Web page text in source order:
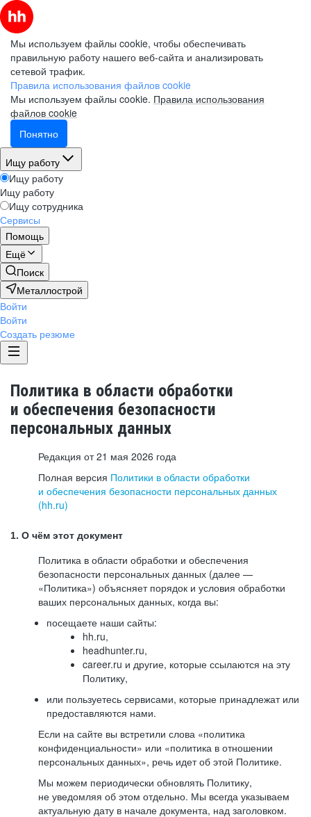
Мы используем файлы cookie, чтобы обеспечивать
правильную работу нашего веб-сайта и анализировать
сетевой трафик.
Правила использования файлов cookie
Мы используем файлы cookie. Правила использования
файлов cookie
Понятно
Ищу работу
Ищу работу
Ищу работу
Ищу сотрудника
Сервисы
Помощь
Ещё
Поиск
Металлострой
Войти
Войти
Создать резюме
Политика в области обработки
и обеспечения безопасности
персональных данных
Редакция от 21 мая 2026 года
Полная версия Политики в области обработки
и обеспечения безопасности персональных данных
(hh.ru)
1. О чём этот документ
Политика в области обработки и обеспечения
безопасности персональных данных (далее —
«Политика») объясняет порядок и условия обработки
ваших персональных данных, когда вы:
посещаете наши сайты:
hh.ru,
headhunter.ru,
career.ru и другие, которые ссылаются на эту
Политику,
или пользуетесь сервисами, которые принадлежат или
предоставляются нами.
Если на сайте вы встретили слова «политика
конфиденциальности» или «политика в отношении
персональных данных», речь идет об этой Политике.
Мы можем периодически обновлять Политику,
не уведомляя об этом отдельно. Мы всегда указываем
актуальную дату в начале документа, над заголовком.